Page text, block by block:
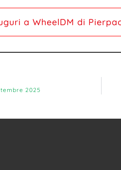
a WheelDM di
2025